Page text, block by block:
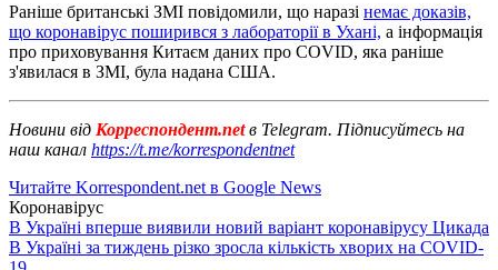
Раніше британські ЗМІ повідомили, що наразі немає доказів,
що коронавірус поширився з лабораторії в Ухані, а інформація
про приховування Китаєм даних про COVID, яка раніше
з'явилася в ЗМІ, була надана США.
Новини від Корреспондент.netв Telegram. Підписуйтесь на
наш канал https://t.me/korrespondentnet
Читайте Korrespondent.net в Google News
Коронавірус
В Україні вперше виявили новий варіант коронавірусу Цикада
В Україні за тиждень різко зросла кількість хворих на COVID-